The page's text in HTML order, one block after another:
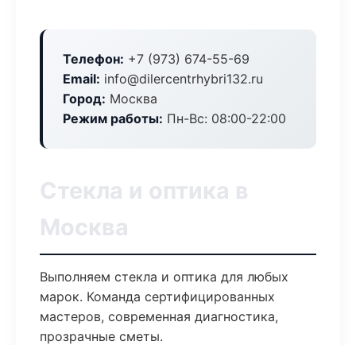
Телефон: +7 (973) 674-55-69
Email: info@dilercentrhybri132.ru
Город: Москва
Режим работы: Пн-Вс: 08:00-22:00
Стекла и оптика в
Москва
Выполняем стекла и оптика для любых
марок. Команда сертифицированных
мастеров, современная диагностика,
прозрачные сметы.